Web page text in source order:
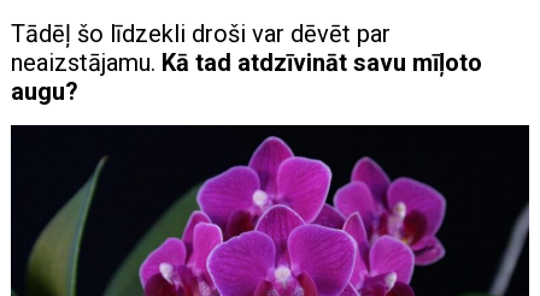
Tādēļ šo līdzekli droši var dēvēt par
neaizstājamu. Kā tad atdzīvināt savu mīļoto
augu?